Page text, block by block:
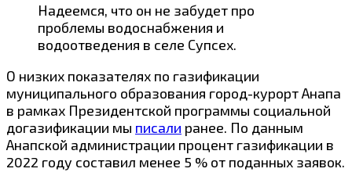
Надеемся, что он не забудет про
проблемы водоснабжения и
водоотведения в селе Супсех.
О низких показателях по газификации
муниципального образования город-курорт Анапа
в рамках Президентской программы социальной
догазификации мы писали ранее. По данным
Анапской администрации процент газификации в
2022 году составил менее 5 % от поданных заявок.